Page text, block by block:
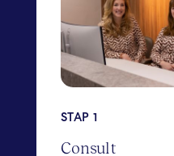
STAP 1
Consult